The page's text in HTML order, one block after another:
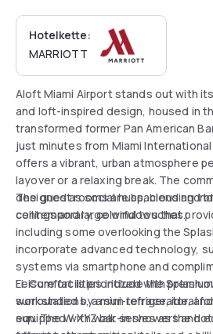
Hotelkette:
MARRIOTT
Aloft Miami Airport stands out with
and loft-inspired design, housed in
transformed former Pan American
just minutes from Miami
offers a vibrant, urban atmosphere
layover or a relaxing break. The
designed as social hubs, blending
contemporary, colorful touches.
The guest rooms are spacious and
ceilings and large windows that
including some overlooking the
incorporate advanced technology,
systems via smartphone and
Fi. Comfort is prioritized with
workstations, a mini-refrigerator,
equipped with walk-in showers and
Leisure facilities include the Splash
surrounded by a sun terrace, ideal
sun. The W XYZ bar serves as the